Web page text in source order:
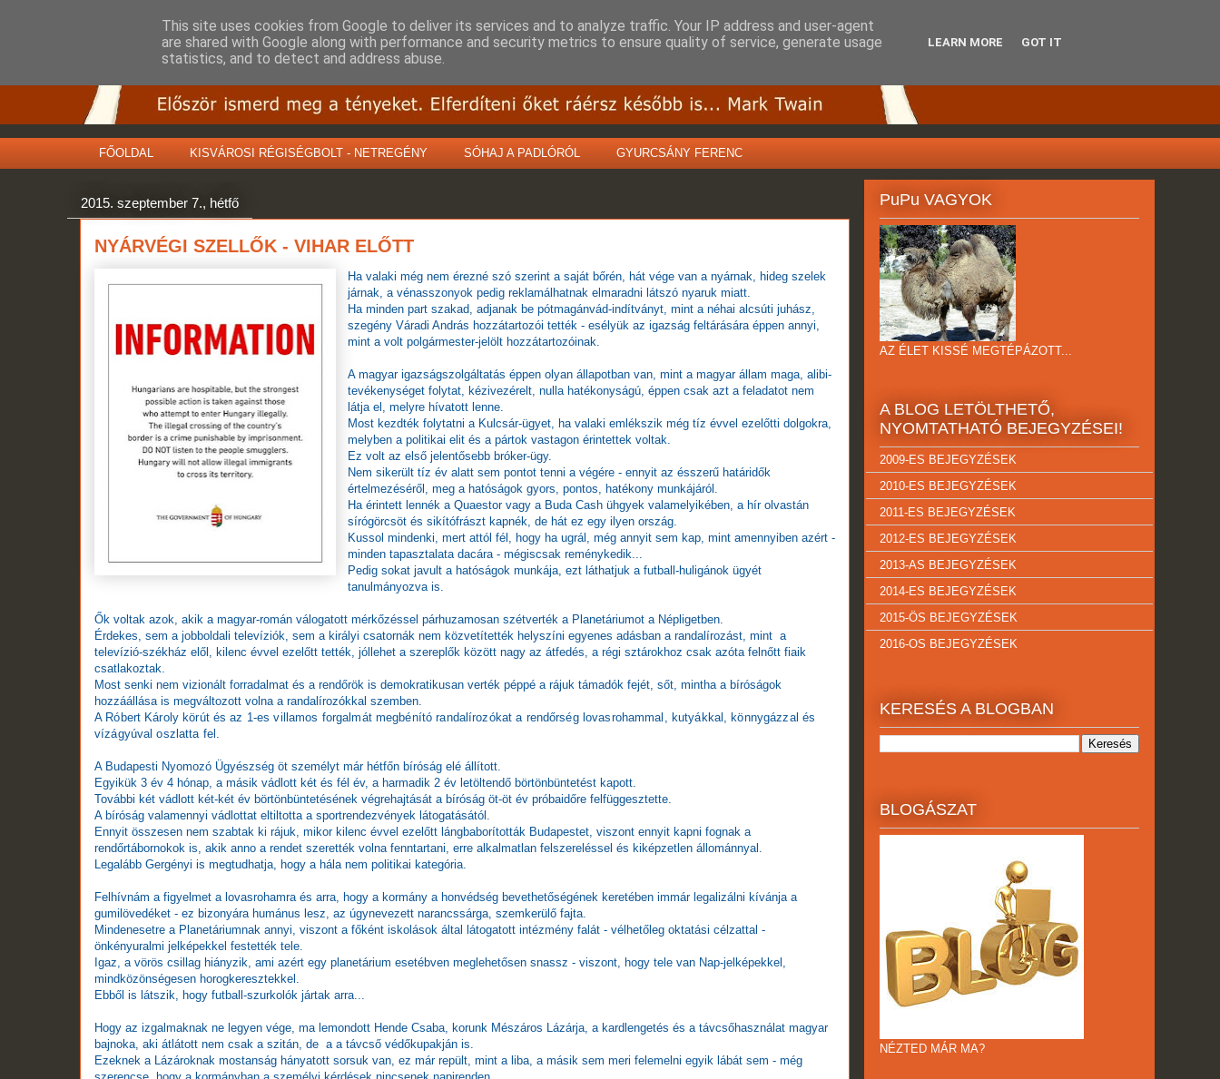
FŐOLDAL KISVÁROSI RÉGISÉGBOLT - NETREGÉNY SÓHAJ A PADLÓRÓL GYURCSÁNY FERENC
2015. szeptember 7., hétfő
NYÁRVÉGI SZELLŐK - VIHAR ELŐTT
Ha valaki még nem érezné szó szerint a saját bőrén, hát vége van a nyárnak, hideg szelek
járnak, a vénasszonyok pedig reklamálhatnak elmaradni látszó nyaruk miatt.
Ha minden part szakad, adjanak be pótmagánvád-indítványt, mint a néhai alcsúti juhász,
szegény Váradi András hozzátartozói tették - esélyük az igazság feltárására éppen annyi,
mint a volt polgármester-jelölt hozzátartozóinak.
A magyar igazságszolgáltatás éppen olyan állapotban van, mint a magyar állam maga, alibi-
tevékenységet folytat, kézivezérelt, nulla hatékonyságú, éppen csak azt a feladatot nem
látja el, melyre hívatott lenne.
Most kezdték folytatni a Kulcsár-ügyet, ha valaki emlékszik még tíz évvel ezelőtti dolgokra,
melyben a politikai elit és a pártok vastagon érintettek voltak.
Ez volt az első jelentősebb bróker-ügy.
Nem sikerült tíz év alatt sem pontot tenni a végére - ennyit az ésszerű határidők
értelmezéséről, meg a hatóságok gyors, pontos, hatékony munkájáról.
Ha érintett lennék a Quaestor vagy a Buda Cash ühgyek valamelyikében, a hír olvastán
sírógörcsöt és sikítófrászt kapnék, de hát ez egy ilyen ország.
Kussol mindenki, mert attól fél, hogy ha ugrál, még annyit sem kap, mint amennyiben azért -
minden tapasztalata dacára - mégiscsak reménykedik...
Pedig sokat javult a hatóságok munkája, ezt láthatjuk a futball-huligánok ügyét
tanulmányozva is.
Ők voltak azok, akik a magyar-román válogatott mérkőzéssel párhuzamosan szétverték a Planetáriumot a Népligetben.
Érdekes, sem a jobboldali televíziók, sem a királyi csatornák nem közvetítették helyszíni egyenes adásban a randalírozást, mint a
televízió-székház elől, kilenc évvel ezelőtt tették, jóllehet a szereplők között nagy az átfedés, a régi sztárokhoz csak azóta felnőtt fiaik
csatlakoztak.
Most senki nem vizionált forradalmat és a rendőrök is demokratikusan verték péppé a rájuk támadók fejét, sőt, mintha a bíróságok
hozzáállása is megváltozott volna a randalírozókkal szemben.
A Róbert Károly körút és az 1-es villamos forgalmát megbénító randalírozókat a rendőrség lovasrohammal, kutyákkal, könnygázzal és
vízágyúval oszlatta fel.
A Budapesti Nyomozó Ügyészség öt személyt már hétfőn bíróság elé állított.
Egyikük 3 év 4 hónap, a másik vádlott két és fél év, a harmadik 2 év letöltendő börtönbüntetést kapott.
További két vádlott két-két év börtönbüntetésének végrehajtását a bíróság öt-öt év próbaidőre felfüggesztette.
A bíróság valamennyi vádlottat eltiltotta a sportrendezvények látogatásától.
Ennyit összesen nem szabtak ki rájuk, mikor kilenc évvel ezelőtt lángbaborították Budapestet, viszont ennyit kapni fognak a
rendőrtábornokok is, akik anno a rendet szerették volna fenntartani, erre alkalmatlan felszereléssel és kiképzetlen állománnyal.
Legalább Gergényi is megtudhatja, hogy a hála nem politikai kategória.
Felhívnám a figyelmet a lovasrohamra és arra, hogy a kormány a honvédség bevethetőségének keretében immár legalizálni kívánja a
gumilövedéket - ez bizonyára humánus lesz, az úgynevezett narancssárga, szemkerülő fajta.
Mindenesetre a Planetáriumnak annyi, viszont a főként iskolások által látogatott intézmény falát - vélhetőleg oktatási célzattal -
önkényuralmi jelképekkel festették tele.
Igaz, a vörös csillag hiányzik, ami azért egy planetárium esetébven meglehetősen snassz - viszont, hogy tele van Nap-jelképekkel,
mindközönségesen horogkeresztekkel.
Ebből is látszik, hogy futball-szurkolók jártak arra...
Hogy az izgalmaknak ne legyen vége, ma lemondott Hende Csaba, korunk Mészáros Lázárja, a kardlengetés és a távcsőhasználat magyar
bajnoka, aki átlátott nem csak a szitán, de a a távcső védőkupakján is.
Ezeknek a Lázároknak mostanság hányatott sorsuk van, ez már repült, mint a liba, a másik sem meri felemelni egyik lábát sem - még
PuPu VAGYOK
AZ ÉLET KISSÉ MEGTÉPÁZOTT...
A BLOG LETÖLTHETŐ,
NYOMTATHATÓ BEJEGYZÉSEI!
2009-ES BEJEGYZÉSEK
2010-ES BEJEGYZÉSEK
2011-ES BEJEGYZÉSEK
2012-ES BEJEGYZÉSEK
2013-AS BEJEGYZÉSEK
2014-ES BEJEGYZÉSEK
2015-ÖS BEJEGYZÉSEK
2016-OS BEJEGYZÉSEK
KERESÉS A BLOGBAN
BLOGÁSZAT
NÉZTED MÁR MA?
This site uses cookies from Google to deliver its services and to analyze traffic. Your IP address and user-agent
are shared with Google along with performance and security metrics to ensure quality of service, generate usage
statistics, and to detect and address abuse.
LEARN MORE GOT IT